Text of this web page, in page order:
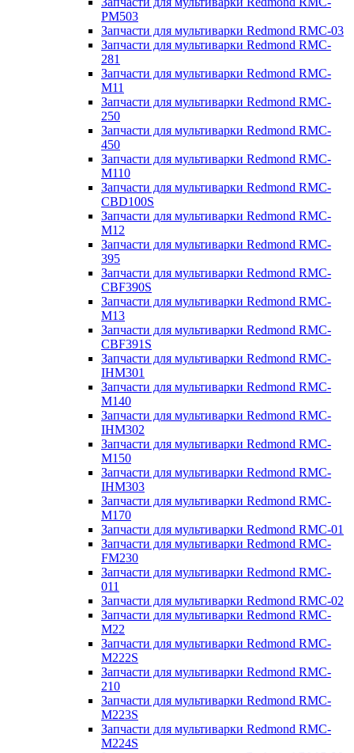
PM503
Запчасти для мультиварки Redmond RMC-03
Запчасти для мультиварки Redmond RMC-
281
Запчасти для мультиварки Redmond RMC-
M11
Запчасти для мультиварки Redmond RMC-
250
Запчасти для мультиварки Redmond RMC-
450
Запчасти для мультиварки Redmond RMC-
M110
Запчасти для мультиварки Redmond RMC-
CBD100S
Запчасти для мультиварки Redmond RMC-
M12
Запчасти для мультиварки Redmond RMC-
395
Запчасти для мультиварки Redmond RMC-
CBF390S
Запчасти для мультиварки Redmond RMC-
M13
Запчасти для мультиварки Redmond RMC-
CBF391S
Запчасти для мультиварки Redmond RMC-
IHM301
Запчасти для мультиварки Redmond RMC-
M140
Запчасти для мультиварки Redmond RMC-
IHM302
Запчасти для мультиварки Redmond RMC-
M150
Запчасти для мультиварки Redmond RMC-
IHM303
Запчасти для мультиварки Redmond RMC-
M170
Запчасти для мультиварки Redmond RMC-01
Запчасти для мультиварки Redmond RMC-
FM230
Запчасти для мультиварки Redmond RMC-
011
Запчасти для мультиварки Redmond RMC-02
Запчасти для мультиварки Redmond RMC-
M22
Запчасти для мультиварки Redmond RMC-
M222S
Запчасти для мультиварки Redmond RMC-
210
Запчасти для мультиварки Redmond RMC-
M223S
Запчасти для мультиварки Redmond RMC-
M224S